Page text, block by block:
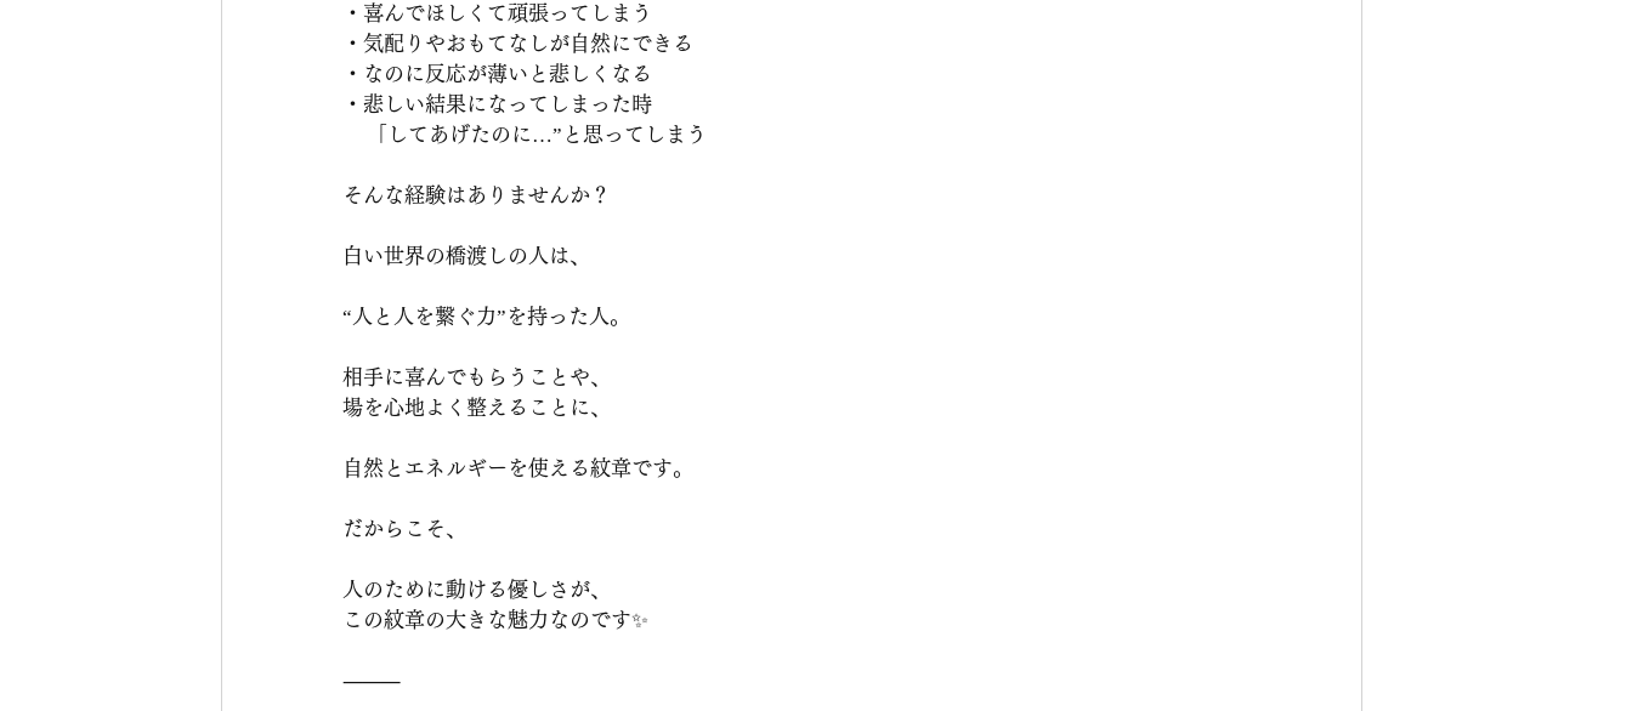
・喜んでほしくて頑張ってしまう
・気配りやおもてなしが自然にできる
・なのに反応が薄いと悲しくなる
・悲しい結果になってしまった時
「してあげたのに…”と思ってしまう
そんな経験はありませんか？
白い世界の橋渡しの人は、
“人と人を繋ぐ力”を持った人。
相手に喜んでもらうことや、
場を心地よく整えることに、
自然とエネルギーを使える紋章です。
だからこそ、
人のために動ける優しさが、
この紋章の大きな魅力なのです✨
⸻